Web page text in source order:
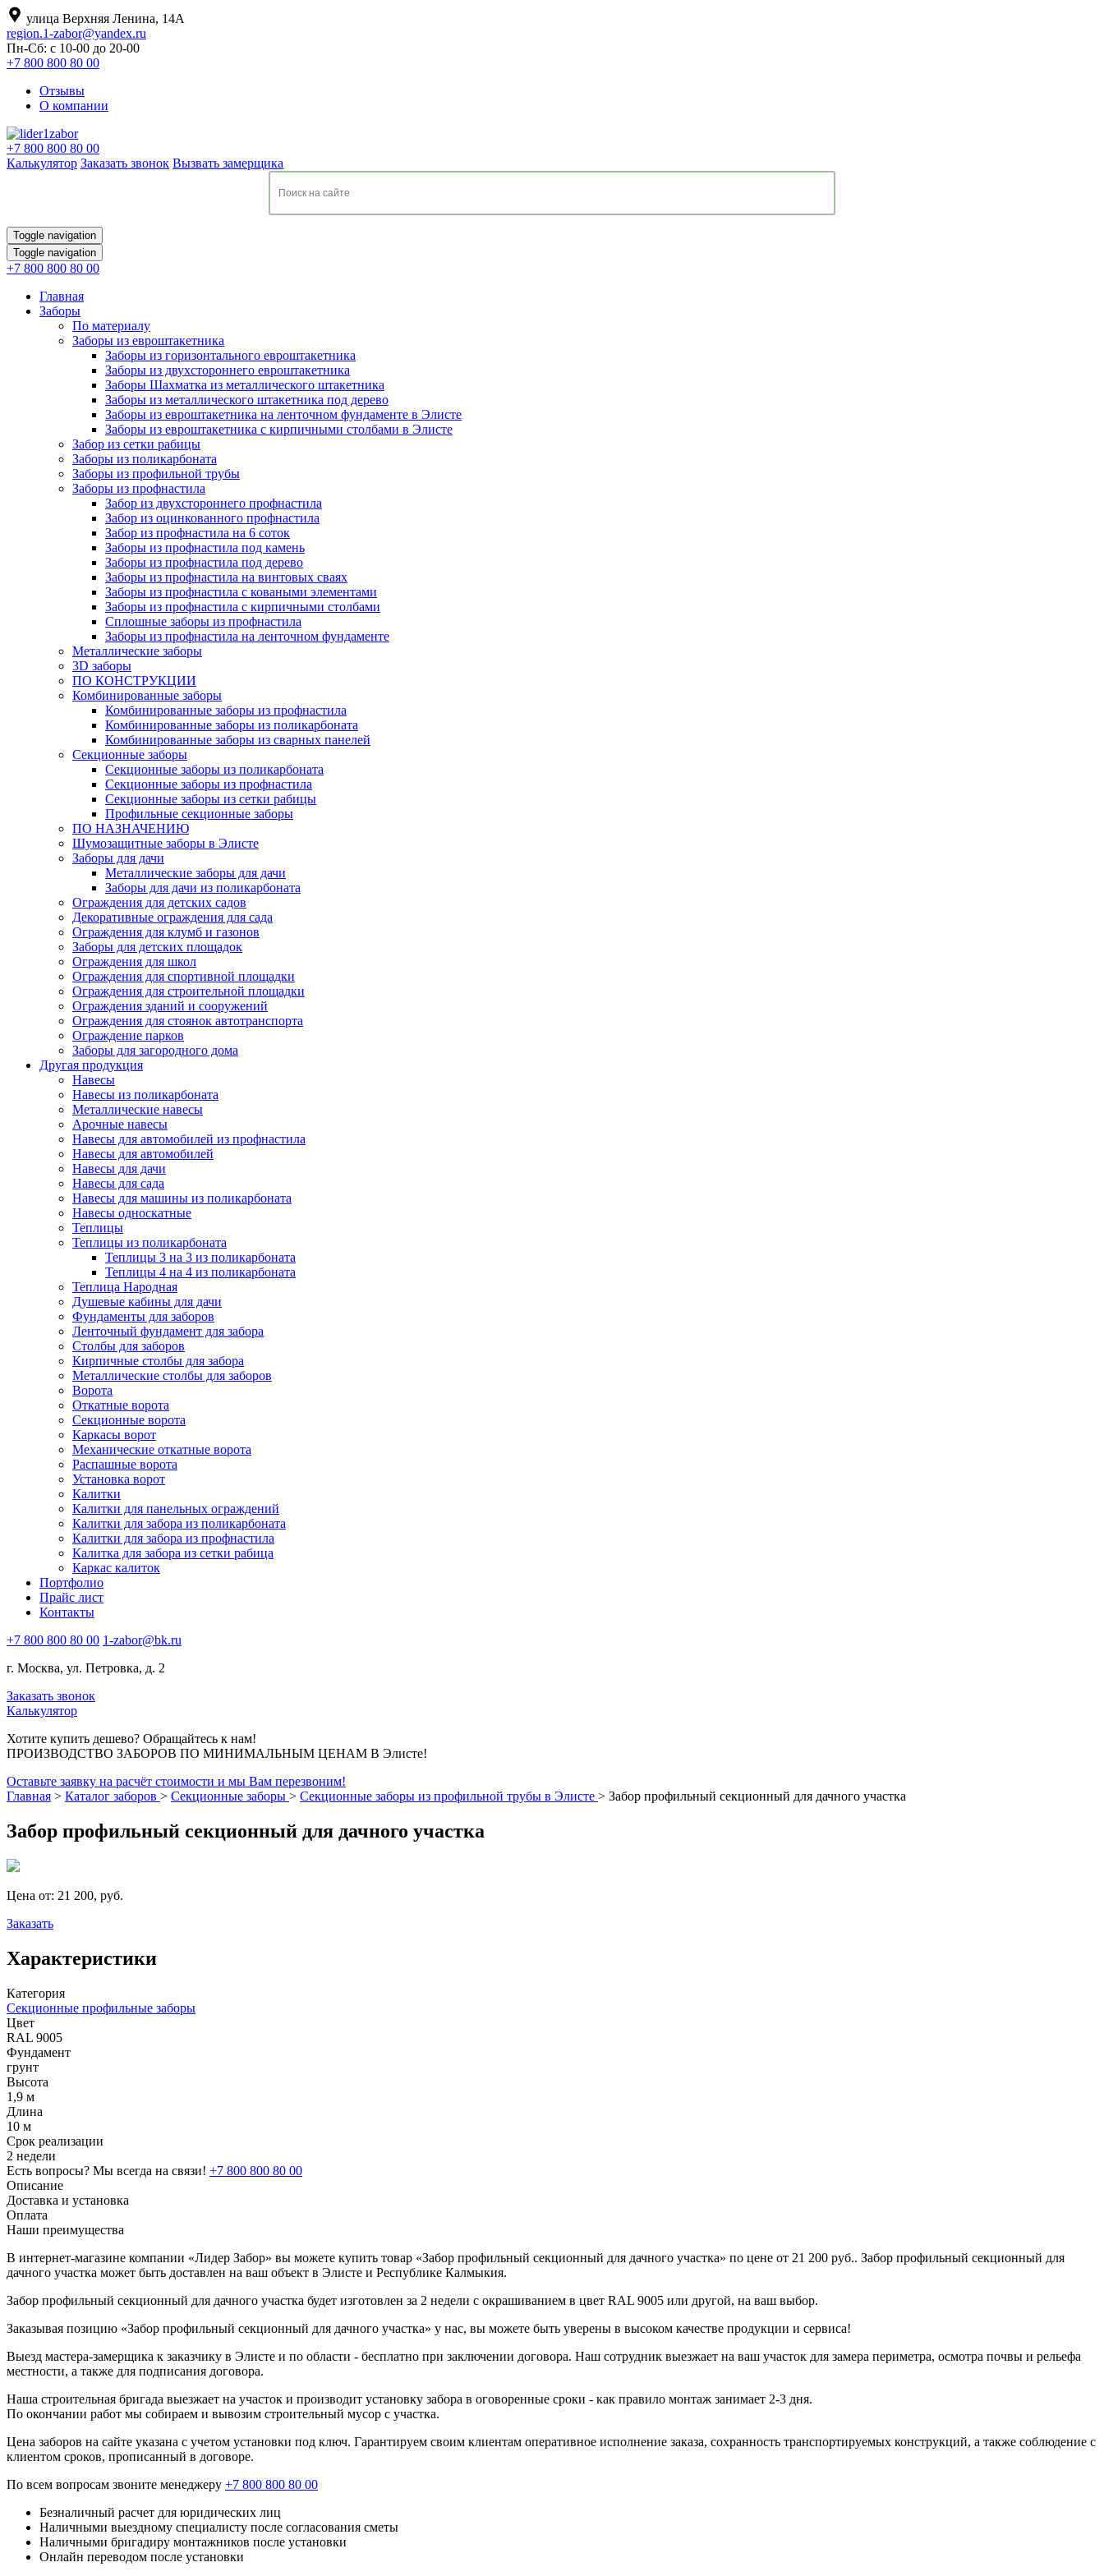
улица Верхняя Ленина, 14А
region.1-zabor@yandex.ru
Пн-Сб: с 10-00 до 20-00
+7 800 800 80 00
Отзывы
О компании
+7 800 800 80 00
Калькулятор Заказать звонок Вызвать замерщика
Toggle navigation
Toggle navigation
+7 800 800 80 00
Главная
Заборы
По материалу
Заборы из евроштакетника
Заборы из горизонтального евроштакетника
Заборы из двухстороннего евроштакетника
Заборы Шахматка из металлического штакетника
Заборы из металлического штакетника под дерево
Заборы из евроштакетника на ленточном фундаменте в Элисте
Заборы из евроштакетника с кирпичными столбами в Элисте
Забор из сетки рабицы
Заборы из поликарбоната
Заборы из профильной трубы
Заборы из профнастила
Забор из двухстороннего профнастила
Забор из оцинкованного профнастила
Забор из профнастила на 6 соток
Заборы из профнастила под камень
Заборы из профнастила под дерево
Заборы из профнастила на винтовых сваях
Заборы из профнастила с коваными элементами
Заборы из профнастила с кирпичными столбами
Сплошные заборы из профнастила
Заборы из профнастила на ленточном фундаменте
Металлические заборы
3D заборы
ПО КОНСТРУКЦИИ
Комбинированные заборы
Комбинированные заборы из профнастила
Комбинированные заборы из поликарбоната
Комбинированные заборы из сварных панелей
Секционные заборы
Секционные заборы из поликарбоната
Секционные заборы из профнастила
Секционные заборы из сетки рабицы
Профильные секционные заборы
ПО НАЗНАЧЕНИЮ
Шумозащитные заборы в Элисте
Заборы для дачи
Металлические заборы для дачи
Заборы для дачи из поликарбоната
Ограждения для детских садов
Декоративные ограждения для сада
Ограждения для клумб и газонов
Заборы для детских площадок
Ограждения для школ
Ограждения для спортивной площадки
Ограждения для строительной площадки
Ограждения зданий и сооружений
Ограждения для стоянок автотранспорта
Ограждение парков
Заборы для загородного дома
Другая продукция
Навесы
Навесы из поликарбоната
Металлические навесы
Арочные навесы
Навесы для автомобилей из профнастила
Навесы для автомобилей
Навесы для дачи
Навесы для сада
Навесы для машины из поликарбоната
Навесы односкатные
Теплицы
Теплицы из поликарбоната
Теплицы 3 на 3 из поликарбоната
Теплицы 4 на 4 из поликарбоната
Теплица Народная
Душевые кабины для дачи
Фундаменты для заборов
Ленточный фундамент для забора
Столбы для заборов
Кирпичные столбы для забора
Металлические столбы для заборов
Ворота
Откатные ворота
Секционные ворота
Каркасы ворот
Механические откатные ворота
Распашные ворота
Установка ворот
Калитки
Калитки для панельных ограждений
Калитки для забора из поликарбоната
Калитки для забора из профнастила
Калитка для забора из сетки рабица
Каркас калиток
Портфолио
Прайс лист
Контакты
+7 800 800 80 00 1-zabor@bk.ru
г. Москва, ул. Петровка, д. 2
Заказать звонок
Калькулятор
Хотите купить дешево? Обращайтесь к нам!
ПРОИЗВОДСТВО ЗАБОРОВ ПО МИНИМАЛЬНЫМ ЦЕНАМ В Элисте!
Оставьте заявку на расчёт стоимости и мы Вам перезвоним!
Главная > Каталог заборов > Секционные заборы > Секционные заборы из профильной трубы в Элисте > Забор профильный секционный для дачного участка
Забор профильный секционный для дачного участка
Цена от: 21 200, руб.
Заказать
Характеристики
Категория
Секционные профильные заборы
Цвет
RAL 9005
Фундамент
грунт
Высота
1,9 м
Длина
10 м
Срок реализации
2 недели
Есть вопросы? Мы всегда на связи! +7 800 800 80 00
Описание
Доставка и установка
Оплата
Наши преимущества
В интернет-магазине компании «Лидер Забор» вы можете купить товар «Забор профильный секционный для дачного участка» по цене от 21 200 руб.. Забор профильный секционный для
дачного участка может быть доставлен на ваш объект в Элисте и Республике Калмыкия.
Забор профильный секционный для дачного участка будет изготовлен за 2 недели с окрашиванием в цвет RAL 9005 или другой, на ваш выбор.
Заказывая позицию «Забор профильный секционный для дачного участка» у нас, вы можете быть уверены в высоком качестве продукции и сервиса!
Выезд мастера-замерщика к заказчику в Элисте и по области - бесплатно при заключении договора. Наш сотрудник выезжает на ваш участок для замера периметра, осмотра почвы и рельефа
местности, а также для подписания договора.
Наша строительная бригада выезжает на участок и производит установку забора в оговоренные сроки - как правило монтаж занимает 2-3 дня.
По окончании работ мы собираем и вывозим строительный мусор с участка.
Цена заборов на сайте указана с учетом установки под ключ. Гарантируем своим клиентам оперативное исполнение заказа, сохранность транспортируемых конструкций, а также соблюдение с
клиентом сроков, прописанный в договоре.
По всем вопросам звоните менеджеру +7 800 800 80 00
Безналичный расчет для юридических лиц
Наличными выездному специалисту после согласования сметы
Наличными бригадиру монтажников после установки
Онлайн переводом после установки